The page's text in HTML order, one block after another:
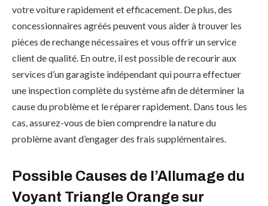
votre voiture rapidement et efficacement. De plus, des
concessionnaires agréés peuvent vous aider à trouver les
pièces de rechange nécessaires et vous offrir un service
client de qualité. En outre, il est possible de recourir aux
services d’un garagiste indépendant qui pourra effectuer
une inspection complète du système afin de déterminer la
cause du problème et le réparer rapidement. Dans tous les
cas, assurez-vous de bien comprendre la nature du
problème avant d’engager des frais supplémentaires.
Possible Causes de l’Allumage du
Voyant Triangle Orange sur